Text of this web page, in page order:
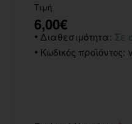
Τιμή
6,00€
Διαθεσιμότητα: Σε
Κωδικός προϊόντος: